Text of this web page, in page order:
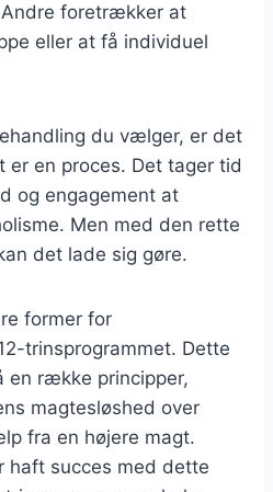
foretrækker at
eller at få individuel
du vælger, er det
en proces. Det tager tid
og engagement at
Men med den rette
det lade sig gøre.
former for
trinsprogrammet. Dette
en række principper,
magtesløshed over
fra en højere magt.
haft succes med dette